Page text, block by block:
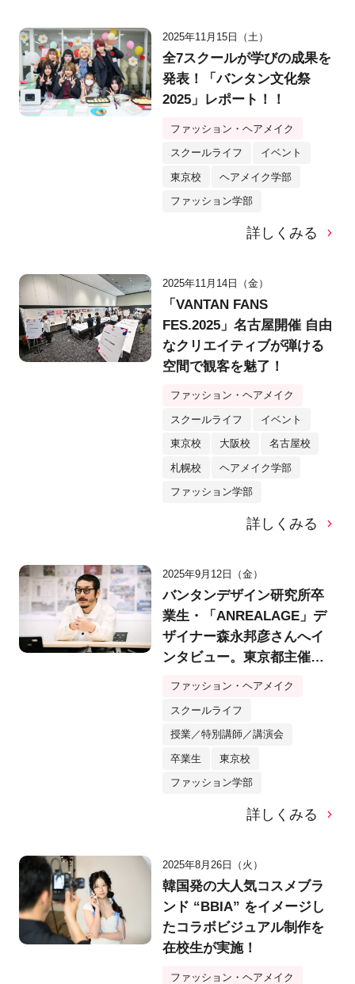
2025年11月15日（土）
全7スクールが学びの成果を
発表！「バンタン文化祭
2025」レポート！！
ファッション・ヘアメイク
スクールライフ イベント
東京校 ヘアメイク学部
ファッション学部
詳しくみる
2025年11月14日（金）
「VANTAN FANS
FES.2025」名古屋開催 自由
なクリエイティブが弾ける
空間で観客を魅了！
ファッション・ヘアメイク
スクールライフ イベント
東京校 大阪校 名古屋校
札幌校 ヘアメイク学部
ファッション学部
詳しくみる
2025年9月12日（金）
バンタンデザイン研究所卒
業生・「ANREALAGE」デ
ザイナー森永邦彦さんへイ
ンタビュー。東京都主催若
手デザイナーに向けて講
究所】
ファッション・ヘアメイク
スクールライフ
授業／特別講師／講演会
卒業生 東京校
ファッション学部
詳しくみる
2025年8月26日（火）
韓国発の大人気コスメブラ
ンド “BBIA” をイメージし
たコラボビジュアル制作を
在校生が実施！
ファッション・ヘアメイク